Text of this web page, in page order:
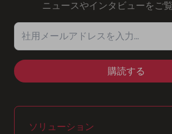
ニュースやインタビューをご
社用メールアドレスを入力…
ソリューション